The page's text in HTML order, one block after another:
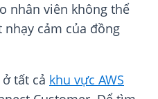
nhân viên không thể
cảm của đồng
tất cả khu vực AWS